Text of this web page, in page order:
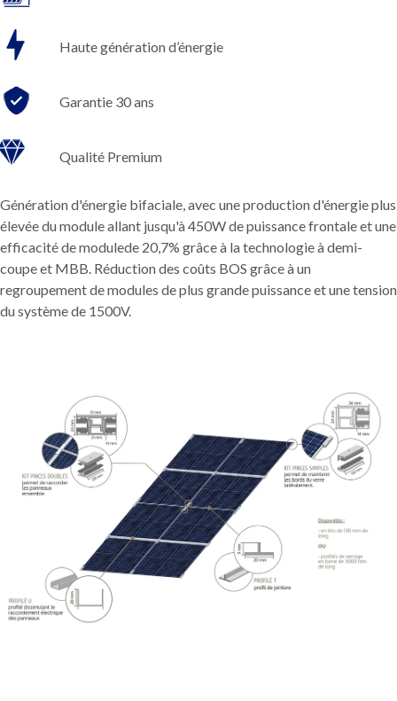
Haute génération d’énergie
Garantie 30 ans
Qualité Premium
Génération d'énergie bifaciale, avec une production d'énergie plus
élevée du module allant jusqu'à 450W de puissance frontale et une
efficacité de modulede 20,7% grâce à la technologie à demi-
coupe et MBB. Réduction des coûts BOS grâce à un
regroupement de modules de plus grande puissance et une tension
du système de 1500V.